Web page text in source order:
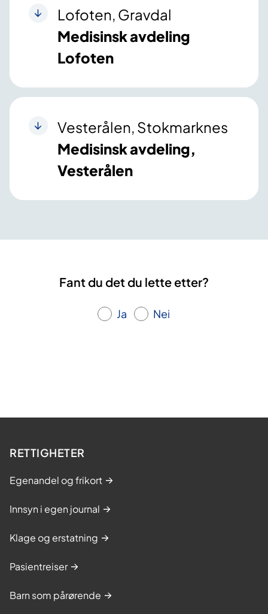
Lofoten, Gravdal
Medisinsk avdeling
Lofoten
Vesterålen, Stokmarknes
Medisinsk avdeling,
Vesterålen
Fant du det du lette etter?
Ja Nei
RETTIGHETER
Egenandel og frikort
Innsyn i egen journal
Klage og erstatning
Pasientreiser
Barn som pårørende